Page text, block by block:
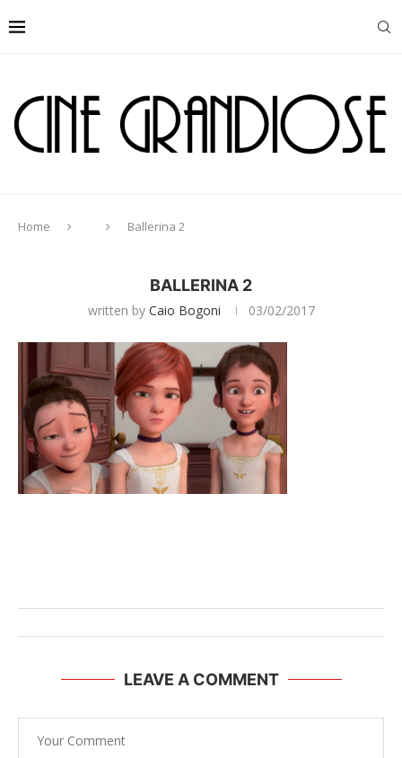
Home Ballerina 2
BALLERINA 2
written by Caio Bogoni 03/02/2017
LEAVE A COMMENT